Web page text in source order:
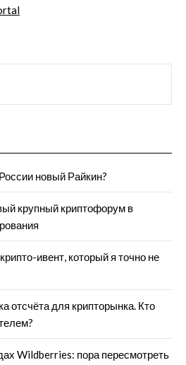
новый Райкин?
крупный криптофорум в
ивент, который я точно не
отсчёта для крипторынка. Кто
Wildberries: пора пересмотреть